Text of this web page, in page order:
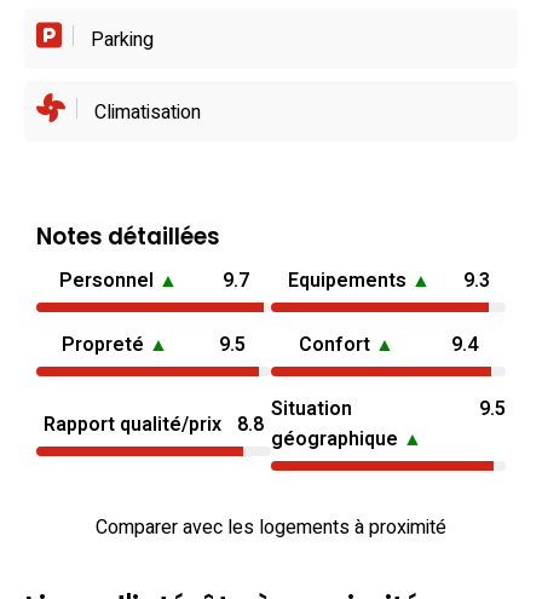
Parking
Climatisation
Notes détaillées
Personnel ▲ 9.7 Equipements ▲ 9.3
Propreté ▲ 9.5 Confort ▲ 9.4
Rapport qualité/prix 8.8
Situation
géographique ▲
9.5
Comparer avec les logements à proximité